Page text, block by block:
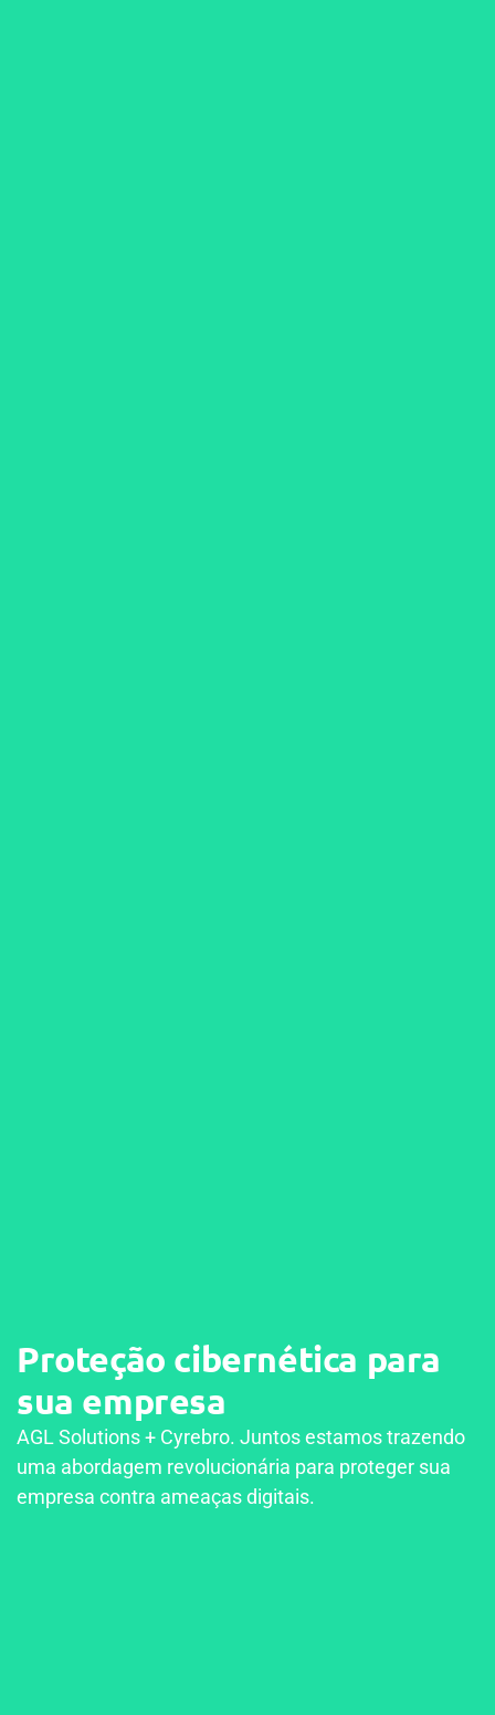
Proteção cibernética para
sua empresa
AGL Solutions + Cyrebro. Juntos estamos trazendo
uma abordagem revolucionária para proteger sua
empresa contra ameaças digitais.